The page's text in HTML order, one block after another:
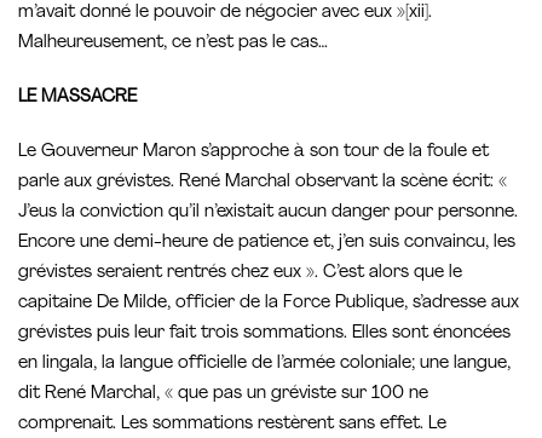
m’avait donné le pouvoir de négocier avec eux »[xii].
Malheureusement, ce n’est pas le cas…
LE MASSACRE
Le Gouverneur Maron s’approche à son tour de la foule et
parle aux grévistes. René Marchal observant la scène écrit: «
J’eus la conviction qu’il n’existait aucun danger pour personne.
Encore une demi-heure de patience et, j’en suis convaincu, les
grévistes seraient rentrés chez eux ». C’est alors que le
capitaine De Milde, officier de la Force Publique, s’adresse aux
grévistes puis leur fait trois sommations. Elles sont énoncées
en lingala, la langue officielle de l’armée coloniale; une langue,
dit René Marchal, « que pas un gréviste sur 100 ne
comprenait. Les sommations restèrent sans effet. Le